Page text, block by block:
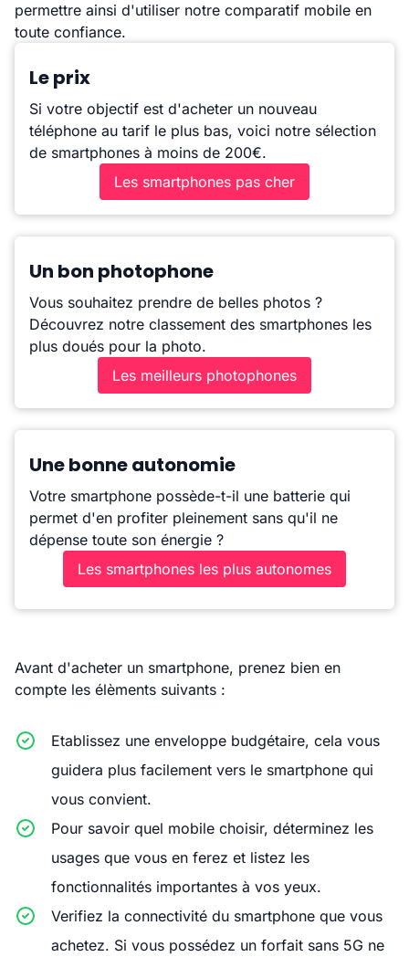
permettre ainsi d'utiliser notre comparatif mobile en
toute confiance.
Le prix
Si votre objectif est d'acheter un nouveau
téléphone au tarif le plus bas, voici notre sélection
de smartphones à moins de 200€.
Les smartphones pas cher
Un bon photophone
Vous souhaitez prendre de belles photos ?
Découvrez notre classement des smartphones les
plus doués pour la photo.
Les meilleurs photophones
Une bonne autonomie
Votre smartphone possède-t-il une batterie qui
permet d'en profiter pleinement sans qu'il ne
dépense toute son énergie ?
Les smartphones les plus autonomes
Avant d'acheter un smartphone, prenez bien en
compte les élèments suivants :
Etablissez une enveloppe budgétaire, cela vous
guidera plus facilement vers le smartphone qui
vous convient.
Pour savoir quel mobile choisir, déterminez les
usages que vous en ferez et listez les
fonctionnalités importantes à vos yeux.
Verifiez la connectivité du smartphone que vous
achetez. Si vous possédez un forfait sans 5G ne